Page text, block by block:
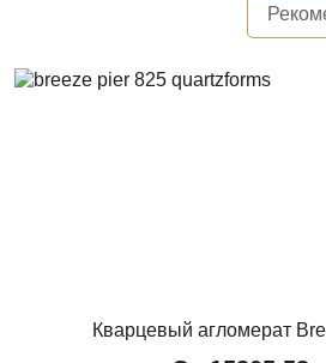
Кварцевый агломерат